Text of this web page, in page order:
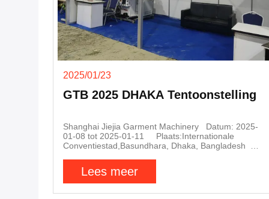
2025/01/23
GTB 2025 DHAKA Tentoonstelling
Shanghai Jiejia Garment Machinery Datum: 2025-
01-08 tot 2025-01-11 Plaats:Internationale
Conventiestad,Basundhara, Dhaka, Bangladesh
tonen de persmachine aan meer dan 200 bezoekers.
Veel grote fabrieken en belangrijke agenten hebben
bezoek en kennis over JIEJIA te krijgen.
Lees meer